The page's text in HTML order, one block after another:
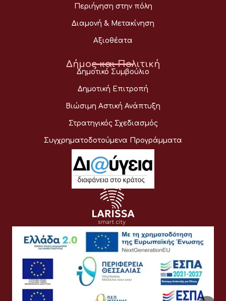
Περιήγηση στην πόλη
Διαμονή & Μετακίνηση
Αξιοθέατα
Δήμος και Πολιτική
Δημοτικό Συμβούλιο
Δημοτική Επιτροπή
Βιώσιμη Αστική Ανάπτυξη
Στρατηγικός Σχεδιασμός
Συγχρηματοδοτούμενα Προγράμματα